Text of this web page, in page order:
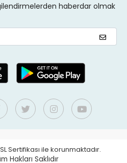
haberdar olmak
Sertifikası ile korunmaktadır.
Hakları Saklıdır